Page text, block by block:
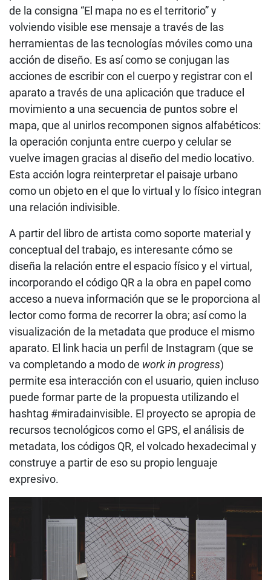
de la consigna “El mapa no es el territorio” y
volviendo visible ese mensaje a través de las
herramientas de las tecnologías móviles como una
acción de diseño. Es así como se conjugan las
acciones de escribir con el cuerpo y registrar con el
aparato a través de una aplicación que traduce el
movimiento a una secuencia de puntos sobre el
mapa, que al unirlos recomponen signos alfabéticos:
la operación conjunta entre cuerpo y celular se
vuelve imagen gracias al diseño del medio locativo.
Esta acción logra reinterpretar el paisaje urbano
como un objeto en el que lo virtual y lo físico integran
una relación indivisible.
A partir del libro de artista como soporte material y
conceptual del trabajo, es interesante cómo se
diseña la relación entre el espacio físico y el virtual,
incorporando el código QR a la obra en papel como
acceso a nueva información que se le proporciona al
lector como forma de recorrer la obra; así como la
visualización de la metadata que produce el mismo
aparato. El link hacia un perfil de Instagram (que se
va completando a modo de work in progress)
permite esa interacción con el usuario, quien incluso
puede formar parte de la propuesta utilizando el
hashtag #miradainvisible. El proyecto se apropia de
recursos tecnológicos como el GPS, el análisis de
metadata, los códigos QR, el volcado hexadecimal y
construye a partir de eso su propio lenguaje
expresivo.